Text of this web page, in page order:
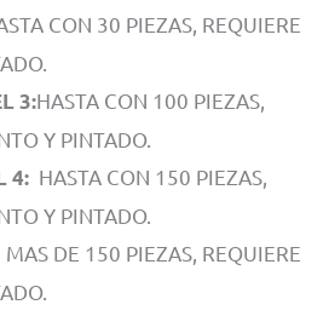
CON 30 PIEZAS, REQUIERE
3:HASTA CON 100 PIEZAS,
Y PINTADO.
4: HASTA CON 150 PIEZAS,
Y PINTADO.
MAS DE 150 PIEZAS, REQUIERE